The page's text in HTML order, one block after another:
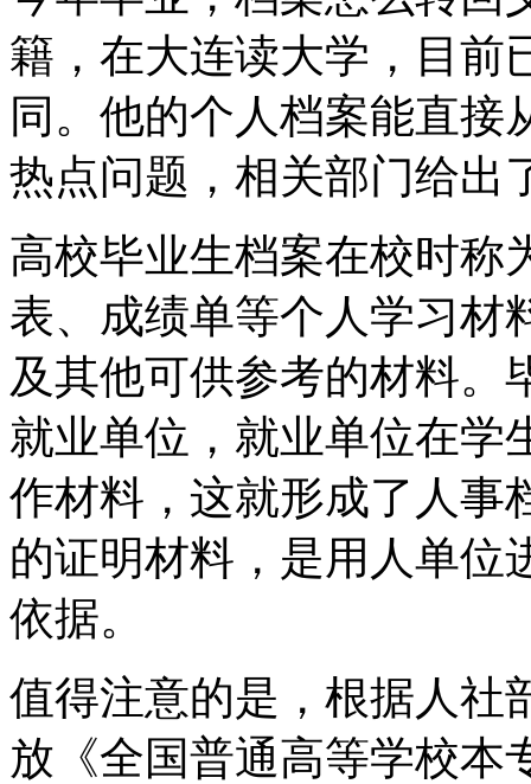
籍，在大连读大学，目前
同。他的个人档案能直接
热点问题，相关部门给出
高校毕业生档案在校时称
表、成绩单等个人学习材
及其他可供参考的材料。
就业单位，就业单位在学
作材料，这就形成了人事
的证明材料，是用人单位
依据。
值得注意的是，根据人社
放《全国普通高等学校本